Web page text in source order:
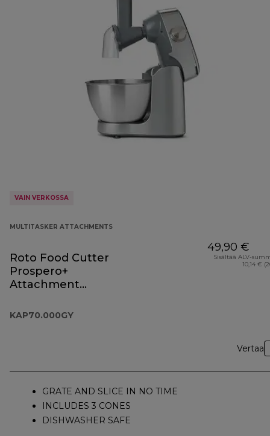
VAIN VERKOSSA
MULTITASKER ATTACHMENTS
Roto Food Cutter
Prospero+
Attachment
KAP70.000GY
49,90 €
Sisältää ALV-
10,14 €
Vertaa
GRATE AND SLICE IN NO TIME
INCLUDES 3 CONES
DISHWASHER SAFE